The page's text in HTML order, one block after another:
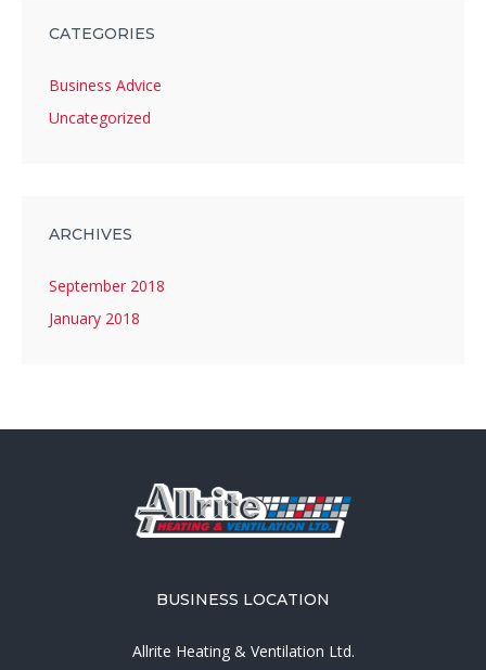
CATEGORIES
Business Advice
Uncategorized
ARCHIVES
September 2018
January 2018
BUSINESS LOCATION
Allrite Heating & Ventilation Ltd.